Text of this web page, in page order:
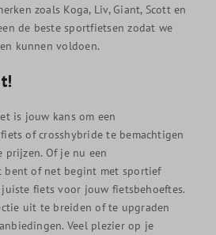
zoals Koga, Liv, Giant, Scott en
de beste sportfietsen zodat we
kunnen voldoen.
is jouw kans om een
of crosshybride te bemachtigen
prijzen. Of je nu een
bent of net begint met sportief
fiets voor jouw fietsbehoeftes.
uit te breiden of te upgraden
Veel plezier op je